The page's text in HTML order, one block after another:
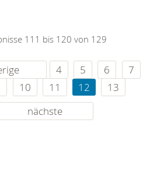
111 bis 120 von 129
4 5 6
7
10 11 12
13
nächste